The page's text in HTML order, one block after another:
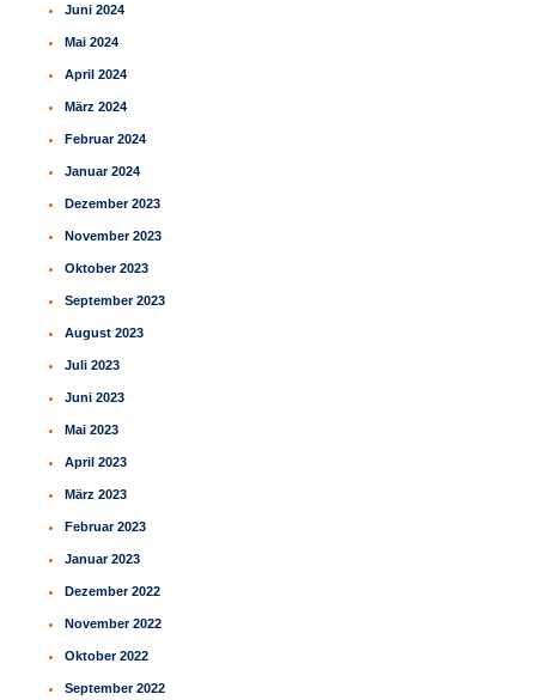
Juni 2024
Mai 2024
April 2024
März 2024
Februar 2024
Januar 2024
Dezember 2023
November 2023
Oktober 2023
September 2023
August 2023
Juli 2023
Juni 2023
Mai 2023
April 2023
März 2023
Februar 2023
Januar 2023
Dezember 2022
November 2022
Oktober 2022
September 2022